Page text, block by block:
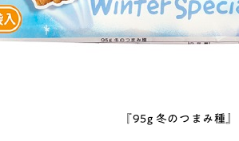
『95g 冬のつまみ種』